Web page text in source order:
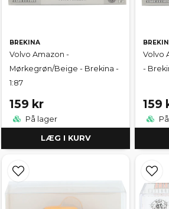
BREKINA
Volvo Amazon -
Mørkegrøn/Beige - Brekina -
1:87
159 kr
På lager
LÆG I KURV
Volvo
-
159